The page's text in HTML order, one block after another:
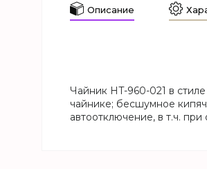
Описание
Чайник HT-960-021 в
чайнике; бесшумное
автоотключение, в т.ч.